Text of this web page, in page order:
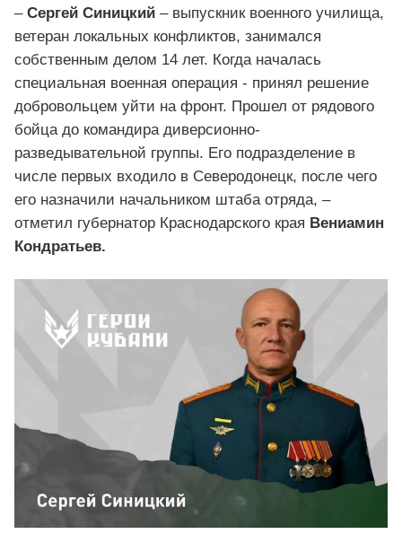
– Сергей Синицкий – выпускник военного училища,
ветеран локальных конфликтов, занимался
собственным делом 14 лет. Когда началась
специальная военная операция - принял решение
добровольцем уйти на фронт. Прошел от рядового
бойца до командира диверсионно-
разведывательной группы. Его подразделение в
числе первых входило в Северодонецк, после чего
его назначили начальником штаба отряда, –
отметил губернатор Краснодарского края Вениамин
Кондратьев.